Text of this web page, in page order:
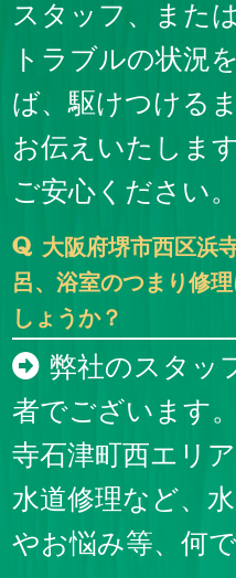
スタッフ、また
トラブルの状況
ば、駆けつける
お伝えいたしま
ご安心ください。
大阪府堺市西区浜
呂、浴室のつまり修
しょうか？
弊社のスタッ
者でございます
寺石津町西エリ
水道修理など、
やお悩み等、何